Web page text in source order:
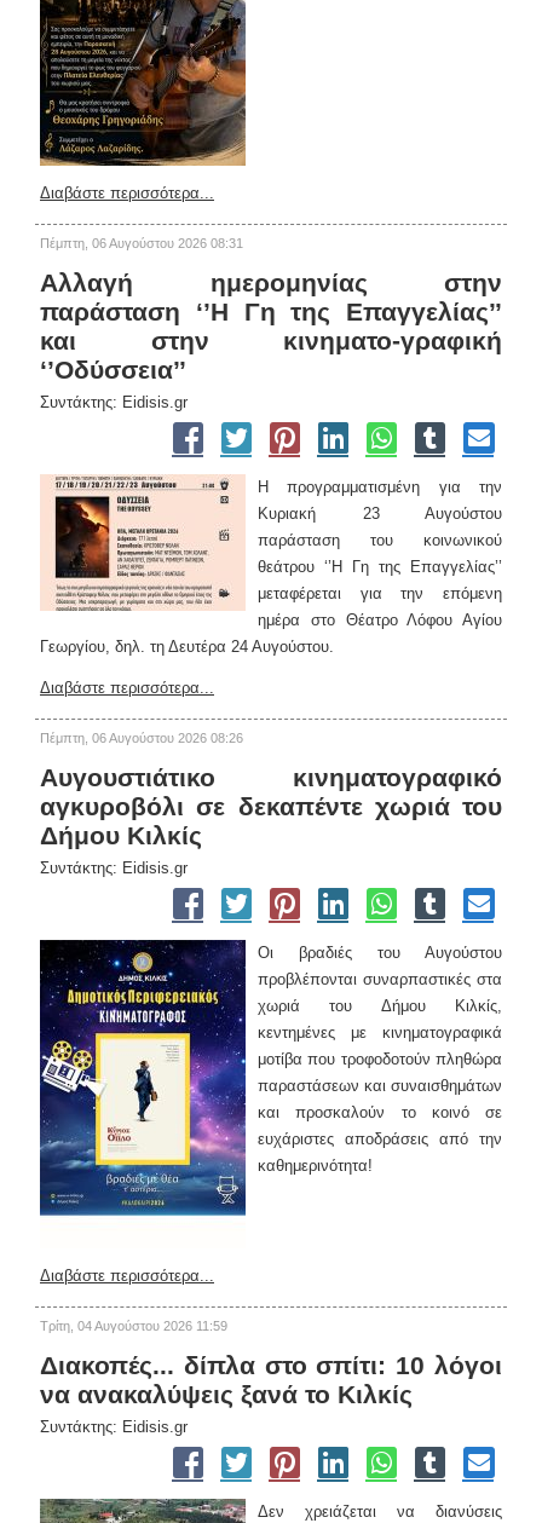
Διαβάστε περισσότερα...
Πέμπτη, 06 Αυγούστου 2026 08:31
Αλλαγή ημερομηνίας στην
παράσταση ‘’Η Γη της Επαγγελίας’’
και στην κινηματο-γραφική
‘’Οδύσσεια’’
Συντάκτης: Eidisis.gr
Η προγραμματισμένη για την
Κυριακή 23 Αυγούστου
παράσταση του κοινωνικού
θεάτρου ‘’Η Γη της Επαγγελίας’’
μεταφέρεται για την επόμενη
ημέρα στο Θέατρο Λόφου Αγίου
Γεωργίου, δηλ. τη Δευτέρα 24 Αυγούστου.
Διαβάστε περισσότερα...
Πέμπτη, 06 Αυγούστου 2026 08:26
Αυγουστιάτικο κινηματογραφικό
αγκυροβόλι σε δεκαπέντε χωριά του
Δήμου Κιλκίς
Συντάκτης: Eidisis.gr
Οι βραδιές του Αυγούστου
προβλέπονται συναρπαστικές στα
χωριά του Δήμου Κιλκίς,
κεντημένες με κινηματογραφικά
μοτίβα που τροφοδοτούν πληθώρα
παραστάσεων και συναισθημάτων
και προσκαλούν το κοινό σε
ευχάριστες αποδράσεις από την
καθημερινότητα!
Διαβάστε περισσότερα...
Τρίτη, 04 Αυγούστου 2026 11:59
Διακοπές... δίπλα στο σπίτι: 10 λόγοι
να ανακαλύψεις ξανά το Κιλκίς
Συντάκτης: Eidisis.gr
Δεν χρειάζεται να διανύσεις